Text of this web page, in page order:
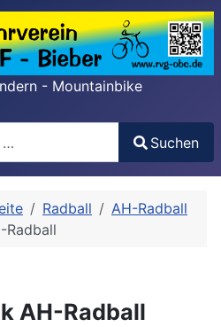
- Mountainbike
more characters for results.
Suchen
Radball
AH-Radball
Radball
AH-Radball